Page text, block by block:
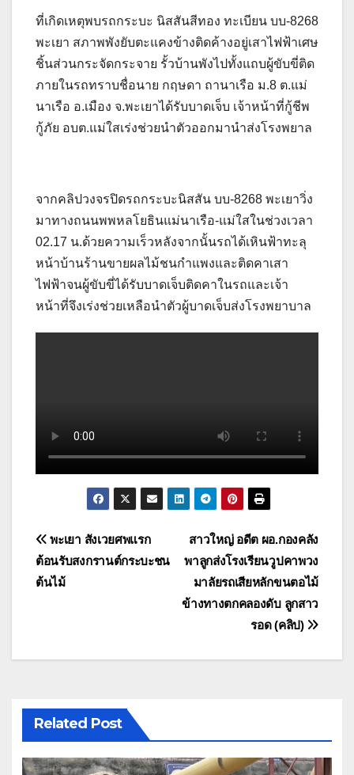
ที่เกิดเหตุพบรถกระบะ นิสสันสีทอง ทะเบียน บบ-8268
พะเยา สภาพพังยับตะแคงข้างติดค้างอยู่เสาไฟฟ้าเศษ
ชิ้นส่วนกระจัดกระจาย รั้วบ้านพังไปทั้งแถบผู้ขับขี่ติด
ภายในรถทราบชื่อนาย กฤษดา ถานาเรือ ม.8 ต.แม่
นาเรือ อ.เมือง จ.พะเยาได้รับบาดเจ็บ เจ้าหน้าที่กู้ชีพ
กู้ภัย อบต.แม่ใสเร่งช่วยนำตัวออกมานำส่งโรงพยาล
จากคลิปวงจรปิดรถกระบะนิสสัน บบ-8268 พะเยาวิ่ง
มาทางถนนพพหลโยธินแม่นาเรือ-แม่ใสในช่วงเวลา
02.17 น.ด้วยความเร็วหลังจากนั้นรถได้เหินฟ้าทะลุ
หน้าบ้านร้านขายผลไม้ชนกำแพงและติดคาเสา
ไฟฟ้าจนผู้ขับขี่ได้รับบาดเจ็บติดคาในรถและเจ้า
หน้าที่จึงเร่งช่วยเหลือนำตัวผู้บาดเจ็บส่งโรงพยาบาล
แนะแนว
เรื่อง
สาวใหญ่ อดีต ผอ.กองคลัง
พาลูกส่งโรงเรียนวูปคาพวง
มาลัยรถเสียหลักขนตอไม้
ข้างทางตกคลองดับ ลูกสาว
รอด (คลิป)
พะเยา สังเวยศพแรก
ต้อนรับสงกรานต์กระบะชน
ต้นไม้
Related Post